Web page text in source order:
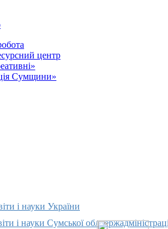
центр
Сумщини»
і науки України
і науки Сумської